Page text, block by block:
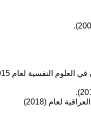
النفسية لعام 2015)
لعام (2018)